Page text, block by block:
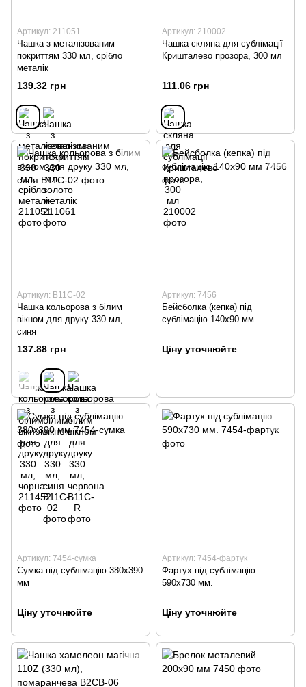
Артикул: 211051
Чашка з металізованим
покриттям 330 мл, срібло
металік
139.32 грн
Артикул: 210002
Чашка скляна для сублімації
Кришталево прозора, 300 мл
111.06 грн
Артикул: B11C-02
Чашка кольорова з білим
вікном для друку 330 мл,
синя
137.88 грн
Артикул: 7456
Бейсболка (кепка) під
сублімацію 140х90 мм
Ціну уточнюйте
Артикул: 7454-сумка
Сумка під сублімацію 380х390
мм
Ціну уточнюйте
Артикул: 7454-фартук
Фартух під сублімацію
590х730 мм.
Ціну уточнюйте